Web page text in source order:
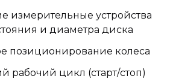
измерительные устройства
и диаметра диска
позиционирование колеса
рабочий цикл (старт/стоп)